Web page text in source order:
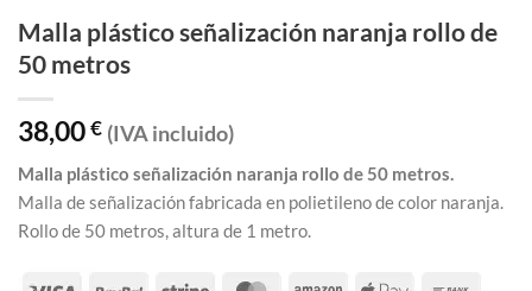
Malla plástico señalización naranja rollo de
50 metros
38,00€ (IVA incluido)
Malla plástico señalización naranja rollo de 50 metros.
Malla de señalización fabricada en polietileno de color naranja.
Rollo de 50 metros, altura de 1 metro.